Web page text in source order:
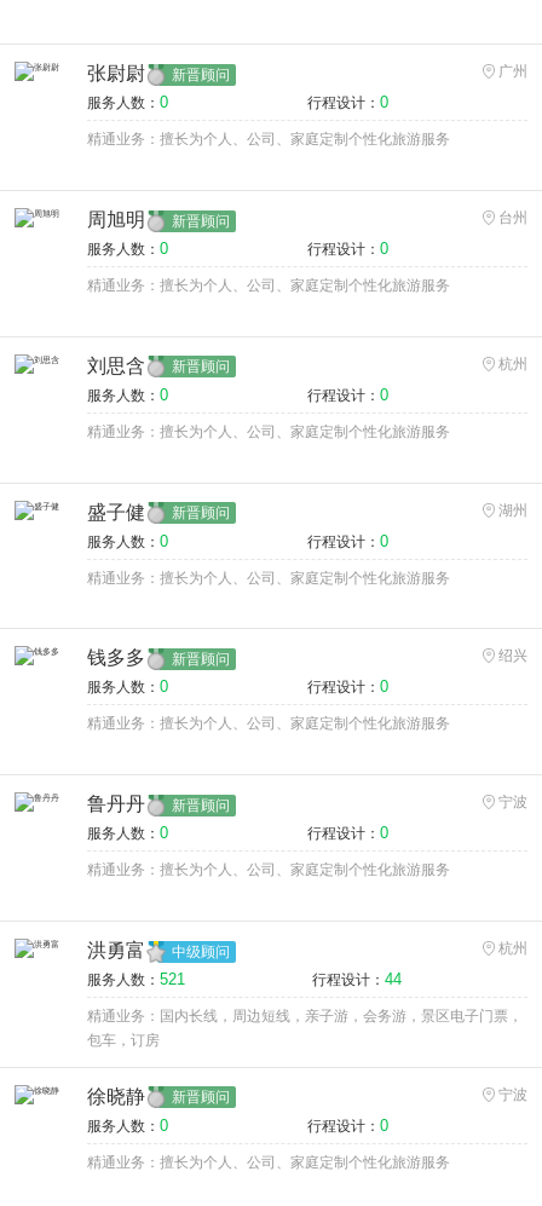
张尉尉 新晋顾问
广州
服务人数： 0 行程设计： 0
精通业务：擅长为个人、公司、家庭定制个性化旅游服务
周旭明 新晋顾问
台州
服务人数： 0 行程设计： 0
精通业务：擅长为个人、公司、家庭定制个性化旅游服务
刘思含 新晋顾问
杭州
服务人数： 0 行程设计： 0
精通业务：擅长为个人、公司、家庭定制个性化旅游服务
盛子健 新晋顾问
湖州
服务人数： 0 行程设计： 0
精通业务：擅长为个人、公司、家庭定制个性化旅游服务
钱多多 新晋顾问
绍兴
服务人数： 0 行程设计： 0
精通业务：擅长为个人、公司、家庭定制个性化旅游服务
鲁丹丹 新晋顾问
宁波
服务人数： 0 行程设计： 0
精通业务：擅长为个人、公司、家庭定制个性化旅游服务
洪勇富 中级顾问
杭州
服务人数： 521 行程设计： 44
精通业务：国内长线，周边短线，亲子游，会务游，景区电子门票，
包车，订房
徐晓静 新晋顾问
宁波
服务人数： 0 行程设计： 0
精通业务：擅长为个人、公司、家庭定制个性化旅游服务